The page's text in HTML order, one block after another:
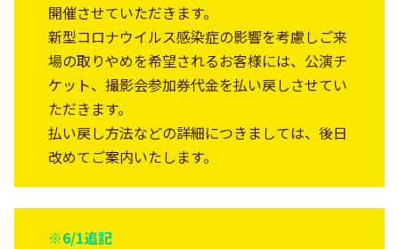
開催させていただきます。
新型コロナウイルス感染症の影響を考慮しご来
場の取りやめを希望されるお客様には、公演チ
ケット、撮影会参加券代金を払い戻しさせてい
ただきます。
払い戻し方法などの詳細につきましては、後日
改めてご案内いたします。
※6/1追記